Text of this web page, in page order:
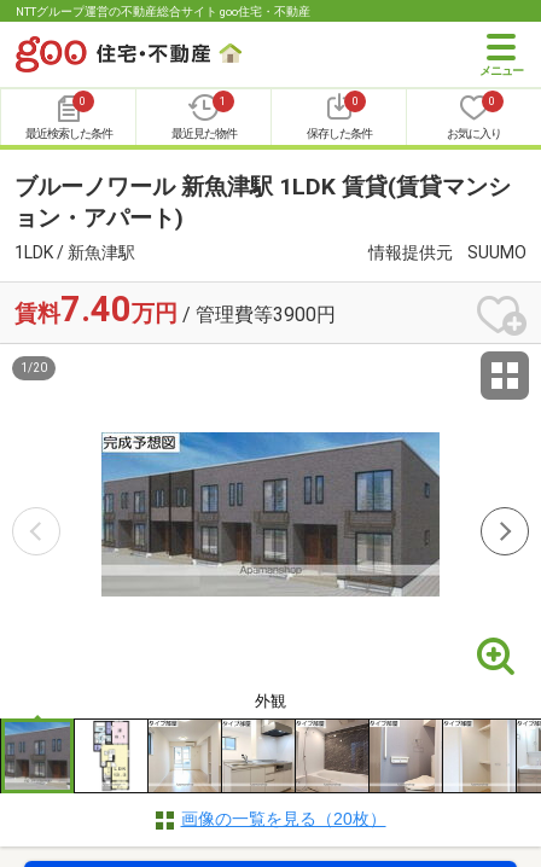
NTTグループ運営の不動産総合サイト goo住宅・不動産
0
最近検索した条件
1
最近見た物件
0
保存した条件
0
お気に入り
ブルーノワール 新魚津駅 1LDK 賃貸(賃貸マンシ
ョン・アパート)
1LDK / 新魚津駅 情報提供元 SUUMO
賃料7.40万円 / 管理費等3900円
外観
1 /20
画像の一覧を見る（20枚）